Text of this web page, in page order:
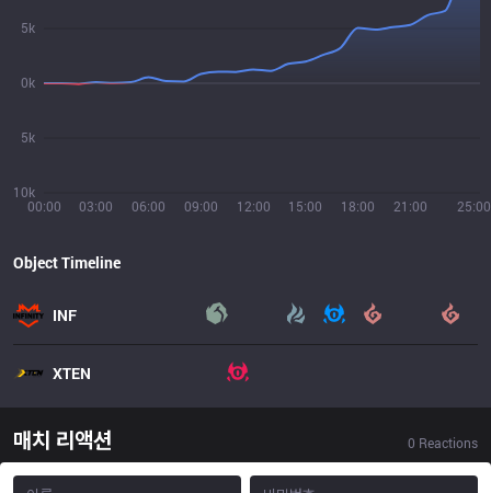
00:00 03:00 06:00 09:00 12:00 15:00 18:00 21:00 25:00
10k
5k
0k
5k
Object Timeline
INF
XTEN
매치 리액션 0 Reactions